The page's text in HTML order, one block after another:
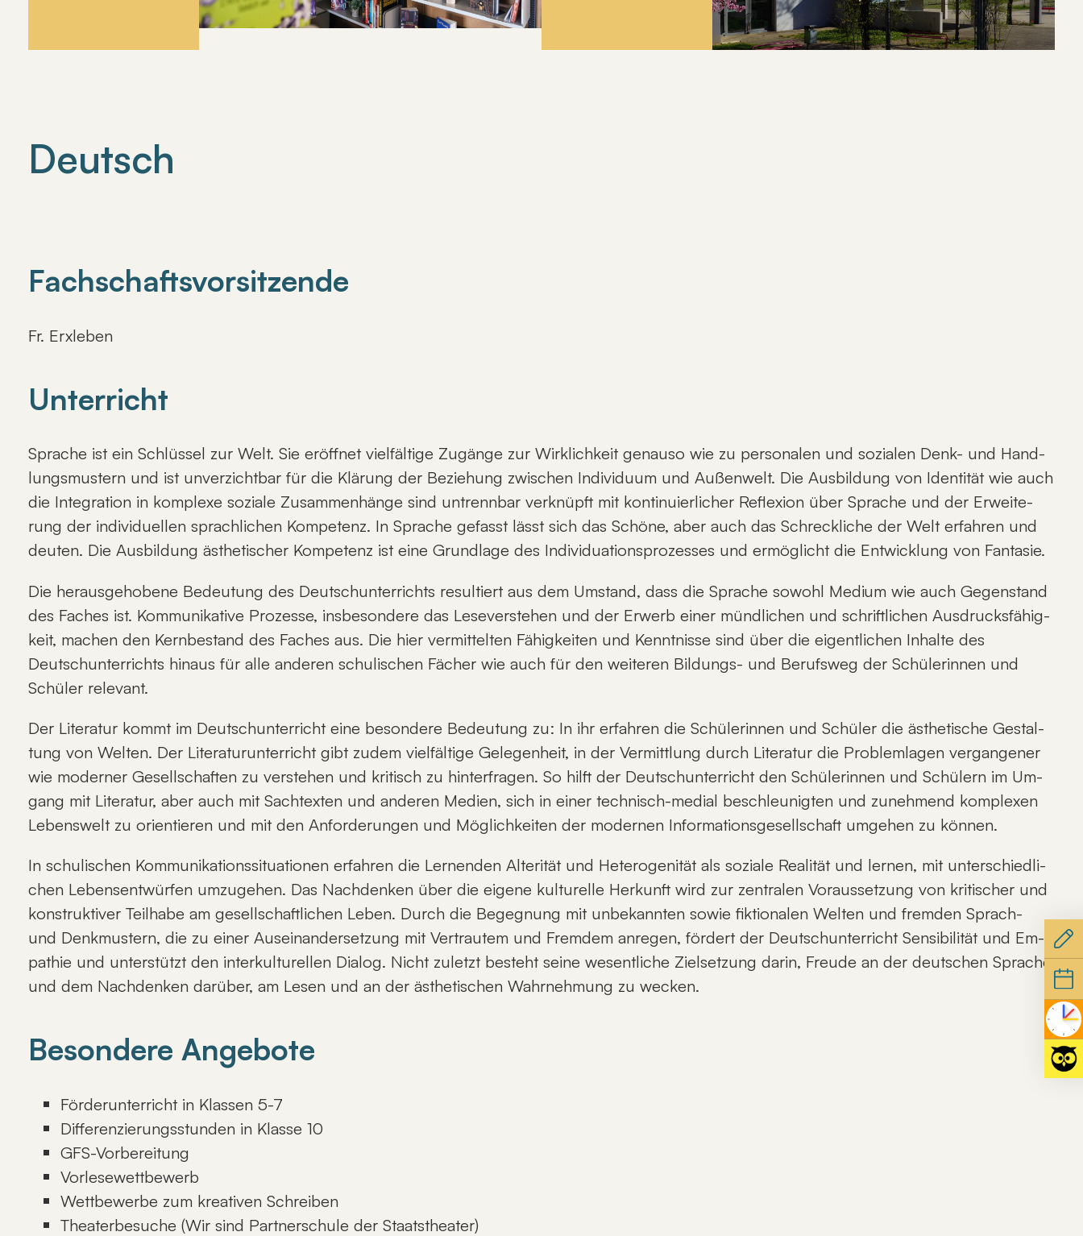
Deutsch
Fachschaftsvorsitzende
Fr. Erxleben
Unterricht
Spra­che ist ein Schlüs­sel zur Welt. Sie er­öff­net viel­fäl­ti­ge Zu­gän­ge zur Wirk­lich­keit ge­nau­so wie zu per­so­na­len und so­zia­len Denk- und Hand­
lungs­mus­tern und ist un­ver­zicht­bar für die Klä­rung der Be­zie­hung zwi­schen In­di­vi­du­um und Au­ßen­welt. Die Aus­bil­dung von Iden­ti­tät wie auch
die In­te­gra­ti­on in kom­ple­xe so­zia­le Zu­sam­men­hän­ge sind un­trenn­bar ver­knüpft mit kon­ti­nu­ier­li­cher Re­fle­xi­on über Spra­che und der Er­wei­te­
rung der in­di­vi­du­el­len sprach­li­chen Kom­pe­tenz. In Spra­che ge­fasst lässt sich das Schö­ne, aber auch das Schreck­li­che der Welt er­fah­ren und
deu­ten. Die Aus­bil­dung äs­the­ti­scher Kom­pe­tenz ist ei­ne Grund­la­ge des In­di­vi­dua­ti­ons­pro­zes­ses und er­mög­licht die Ent­wick­lung von Fan­ta­sie.
Die her­aus­ge­ho­be­ne Be­deu­tung des Deutsch­un­ter­richts re­sul­tiert aus dem Um­stand, dass die Spra­che so­wohl Me­di­um wie auch Ge­gen­stand
des Fa­ches ist. Kom­mu­ni­ka­ti­ve Pro­zes­se, ins­be­son­de­re das Le­se­ver­ste­hen und der Er­werb ei­ner münd­li­chen und schrift­li­chen Aus­drucks­fä­hig­
keit, ma­chen den Kern­be­stand des Fa­ches aus. Die hier ver­mit­tel­ten Fä­hig­kei­ten und Kennt­nis­se sind über die ei­gent­li­chen In­hal­te des
Deutsch­un­ter­richts hin­aus für al­le an­de­ren schu­li­schen Fä­cher wie auch für den wei­te­ren Bil­dungs- und Be­rufs­weg der Schü­le­rin­nen und
Schü­ler re­le­vant.
Der Li­te­ra­tur kommt im Deutsch­un­ter­richt ei­ne be­son­de­re Be­deu­tung zu: In ihr er­fah­ren die Schü­le­rin­nen und Schü­ler die äs­the­ti­sche Ge­stal­
tung von Wel­ten. Der Li­te­ra­tur­un­ter­richt gibt zu­dem viel­fäl­ti­ge Ge­le­gen­heit, in der Ver­mitt­lung durch Li­te­ra­tur die Pro­blem­la­gen ver­gan­ge­ner
wie mo­der­ner Ge­sell­schaf­ten zu ver­ste­hen und kri­tisch zu hin­ter­fra­gen. So hilft der Deutsch­un­ter­richt den Schü­le­rin­nen und Schü­lern im Um­
gang mit Li­te­ra­tur, aber auch mit Sach­t­ex­ten und an­de­ren Me­di­en, sich in ei­ner tech­nisch-me­di­al be­schleu­nig­ten und zu­neh­mend kom­ple­xen
Le­bens­welt zu ori­en­tie­ren und mit den An­for­de­run­gen und Mög­lich­kei­ten der mo­der­nen In­for­ma­ti­ons­ge­sell­schaft um­ge­hen zu kön­nen.
In schu­li­schen Kom­mu­ni­ka­ti­ons­si­tua­tio­nen er­fah­ren die Ler­nen­den Al­te­ri­tät und He­te­ro­ge­ni­tät als so­zia­le Rea­li­tät und ler­nen, mit un­ter­schied­li­
chen Le­bens­ent­wür­fen um­zu­ge­hen. Das Nach­den­ken über die ei­ge­ne kul­tu­rel­le Her­kunft wird zur zen­tra­len Vor­aus­set­zung von kri­ti­scher und
kon­struk­ti­ver Teil­ha­be am ge­sell­schaft­li­chen Le­ben. Durch die Be­geg­nung mit un­be­kann­ten so­wie fik­tio­na­len Wel­ten und frem­den Sprach-
und Denk­mus­tern, die zu ei­ner Aus­ein­an­der­set­zung mit Ver­trau­tem und Frem­dem an­re­gen, för­dert der Deutsch­un­ter­richt Sen­si­bi­li­tät und Em­
pa­thie und un­ter­stützt den in­ter­kul­tu­rel­len Dia­log. Nicht zu­letzt be­steht sei­ne we­sent­li­che Ziel­set­zung dar­in, Freu­de an der deut­schen Spra­che
und dem Nach­den­ken dar­über, am Le­sen und an der äs­the­ti­schen Wahr­neh­mung zu we­cken.
Besondere Angebote
Förderunterricht in Klassen 5-7
Differenzierungsstunden in Klasse 10
GFS-Vorbereitung
Vorlesewettbewerb
Wettbewerbe zum kreativen Schreiben
Theaterbesuche (Wir sind Partnerschule der Staatstheater)